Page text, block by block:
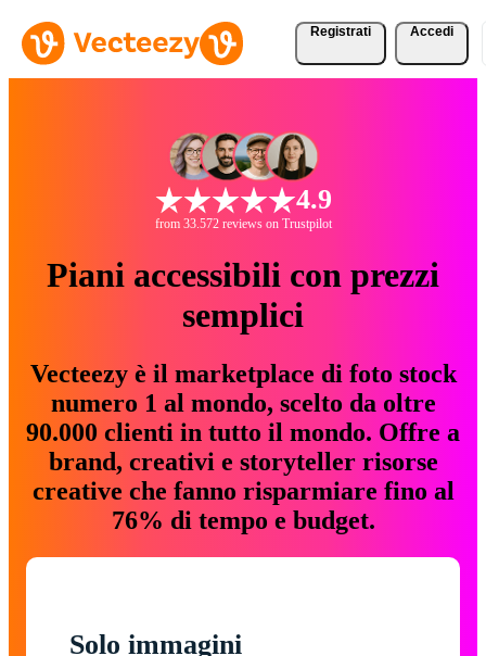
Registrati Accedi
4.9
from 33.572 reviews on Trustpilot
Piani accessibili con prezzi
semplici
Vecteezy è il marketplace di foto stock
numero 1 al mondo, scelto da oltre
90.000 clienti in tutto il mondo. Offre a
brand, creativi e storyteller risorse
creative che fanno risparmiare fino al
76% di tempo e budget.
Solo immagini